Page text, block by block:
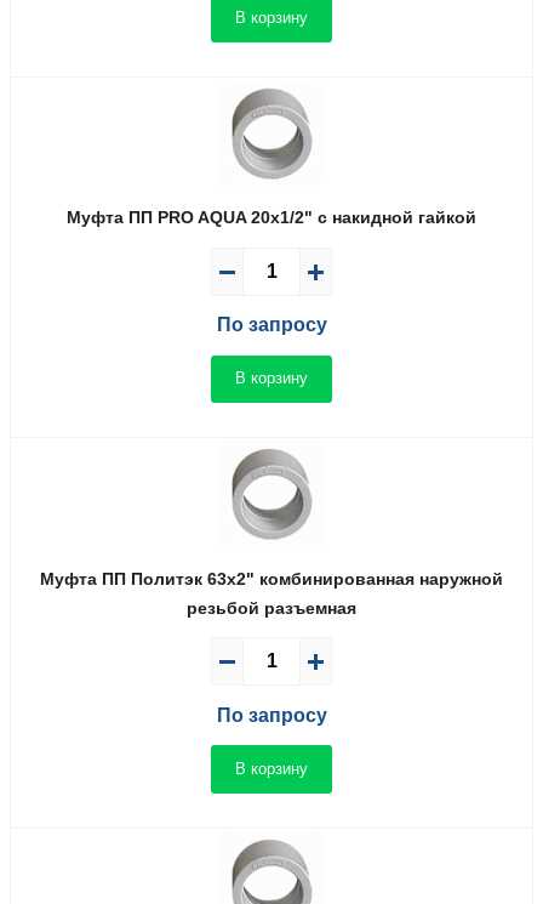
В корзину
Муфта ПП PRO AQUA 20x1/2" с накидной гайкой
По запросу
В корзину
Муфта ПП Политэк 63x2" комбинированная наружной
резьбой разъемная
По запросу
В корзину